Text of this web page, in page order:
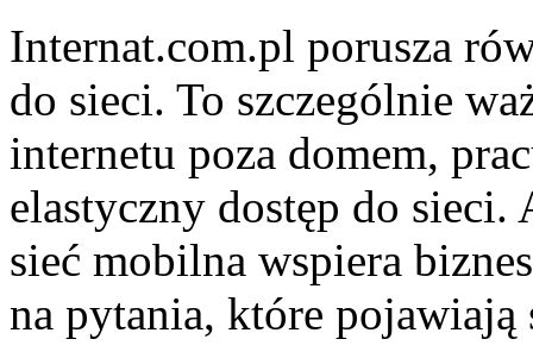
Internat.com.pl porusza
do sieci. To szczególnie
internetu poza domem,
elastyczny dostęp do
sieć mobilna wspiera
na pytania, które